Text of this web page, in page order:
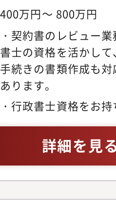
７番７号ＥＢＳビル
策：有り（屋内禁煙）
400万円～ 800万円
・契約書のレビュー
書士の資格を活かし
手続きの書類作成も
あります。
・行政書士資格をお
詳細を見